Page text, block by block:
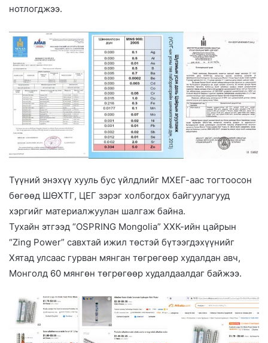
нотлогджээ.
Түүний энэхүү хууль бус үйлдлийг МХЕГ-аас тогтоосон
бөгөөд ШӨХТГ, ЦЕГ зэрэг холбогдох байгуулагууд
хэргийг материалжуулан шалгаж байна.
Тухайн этгээд “OSPRING Mongolia” ХХК-ийн цайрын
“Zing Power” савхтай ижил төстэй бүтээгдэхүүнийг
Хятад улсаас гурван мянган төгрөгөөр худалдан авч,
Монголд 60 мянгөн төгрөгөөр худалдаалдаг байжээ.